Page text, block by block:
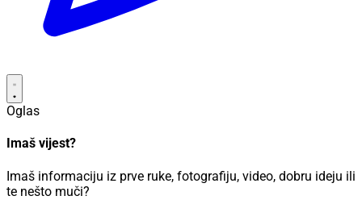
Oglas
Imaš vijest?
Imaš informaciju iz prve ruke, fotografiju, video, dobru ideju ili
te nešto muči?